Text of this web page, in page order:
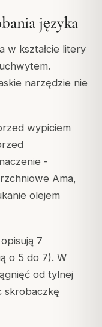
języka
w kształcie litery
narzędzie nie
wypiciem
-
Ama,
olejem
7
o 5 do 7). W
od tylnej
skrobaczkę